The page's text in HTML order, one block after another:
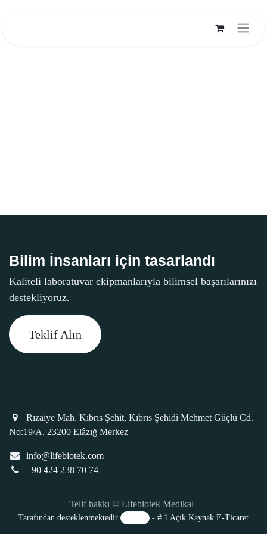
Bilim İnsanları için tasarlandı
Kaliteli laboratuvar ekipmanlarıyla bilimsel başarılarınızı
destekliyoruz.
Teklif Alın
Rızaiye Mah. Kıbrıs Şehit, Kıbrıs Şehidi Mehmet Güçlü Cd.
No:19/A, 23200 Elâzığ Merkez
info@lifebiotek.com
+90 424 238 70 74
Telif hakkı © Lifebiotek Medikal
Tarafından desteklenmektedir - # 1 Açık Kaynak E-Ticaret